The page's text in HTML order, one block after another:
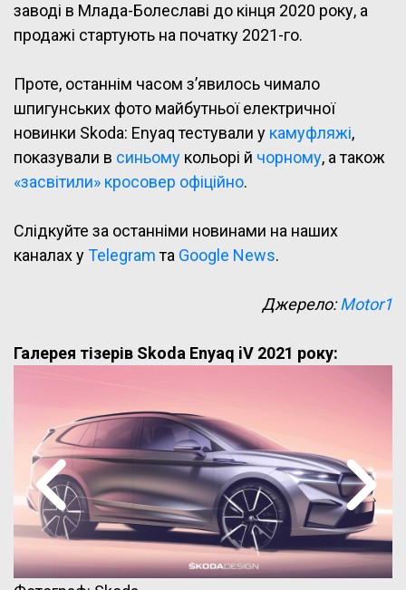
заводі в Млада-Болеславі до кінця 2020 року, а
продажі стартують на початку 2021-го.
Проте, останнім часом з’явилось чимало
шпигунських фото майбутньої електричної
новинки Skoda: Enyaq тестували у камуфляжі,
показували в синьому кольорі й чорному, а також
«засвітили» кросовер офіційно.
Слідкуйте за останніми новинами на наших
каналах уTelegramта Google News.
Джерело:Motor1
Галерея тізерів Skoda Enyaq iV 2021 року: